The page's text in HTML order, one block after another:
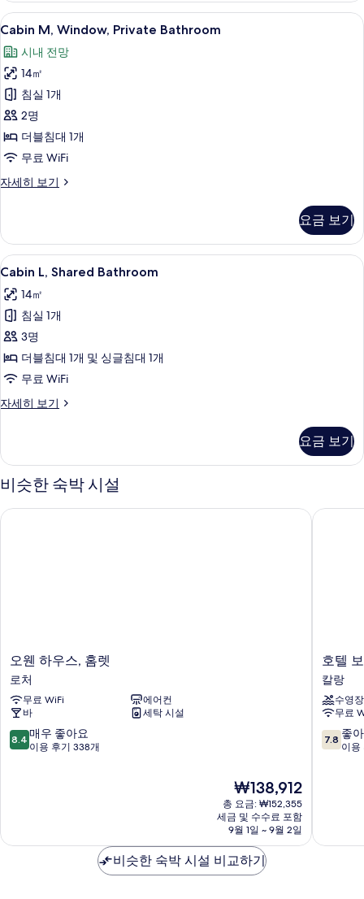
두
보
기
실
(M)
세
히
보
기
Cabin
M,
Window,
Private
Bathroom
사
진
모
두
고급 침구, 객실 내 금고, 책상, 노트북
6
Cabin M, Window, Private Bathroom
시내 전망
14㎡
침실 1개
2명
더블침대 1개
무료 WiFi
자세히 보기
Cabin
Bathroom
자
세
보
기
요금 보기
Cabin
L,
Shared
Bathroom
사
진
모
두
Cabin L, Shared Bathroom | 고급 침
5
Cabin L, Shared Bathroom
14㎡
침실 1개
3명
더블침대 1개 및 싱글침대 1개
무료 WiFi
자세히 보기
Cabin
자
세
히
기
요금 보기
비슷한 숙박 시설
오
웬
하
우
스,
홈
렛
오웬 하우스, 홈렛
로처
무료 WiFi
에어컨
바
세탁 시설
10
점
우
8.4 매우 좋아요
이용 후기 338개
현
재
요
금
₩138,912
₩138,912
총 요금: ₩152,355
세금 및 수수료 포함
9월 1일 ~ 9월 2일
오웬 하우스, 홈렛
호
텔
보
스
칼
랑
호
칼랑
수영장
무료
10
점
아
7.8 좋
이용
호텔 보
비슷한 숙박 시설 비교하기